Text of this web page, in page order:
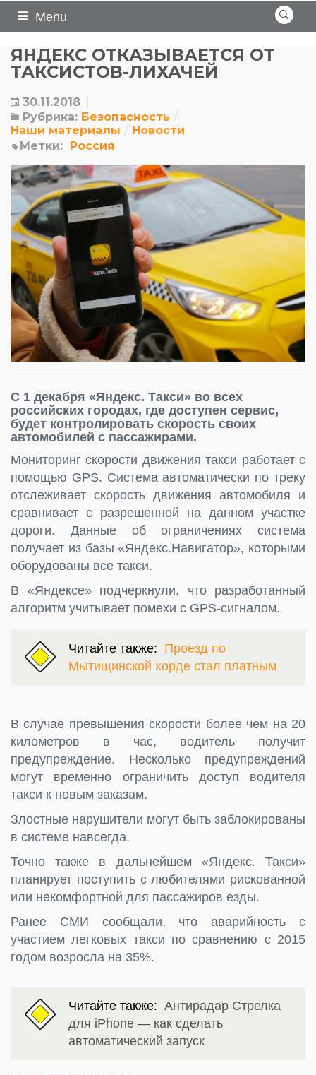
Menu
ЯНДЕКС ОТКАЗЫВАЕТСЯ ОТ
ТАКСИСТОВ-ЛИХАЧЕЙ
30.11.2018
Рубрика: Безопасность
Наши материалы
Новости
Метки: Россия
С 1 декабря «Яндекс. Такси» во всех
российских городах, где доступен сервис,
будет контролировать скорость своих
автомобилей с пассажирами.
Мониторинг скорости движения такси работает с
помощью GPS. Система автоматически по треку
отслеживает скорость движения автомобиля и
сравнивает с разрешенной на данном участке
дороги. Данные об ограничениях система
получает из базы «Яндекс.Навигатор», которыми
оборудованы все такси.
В «Яндексе» подчеркнули, что разработанный
алгоритм учитывает помехи с GPS-сигналом.
Читайте также: Проезд по
Мытищинской хорде стал платным
В случае превышения скорости более чем на 20
километров в час, водитель получит
предупреждение. Несколько предупреждений
могут временно ограничить доступ водителя
такси к новым заказам.
Злостные нарушители могут быть заблокированы
в системе навсегда.
Точно также в дальнейшем «Яндекс. Такси»
планирует поступить с любителями рискованной
или некомфортной для пассажиров езды.
Ранее СМИ сообщали, что аварийность с
участием легковых такси по сравнению с 2015
годом возросла на 35%.
Читайте также: Антирадар Стрелка
для iPhone — как сделать
автоматический запуск